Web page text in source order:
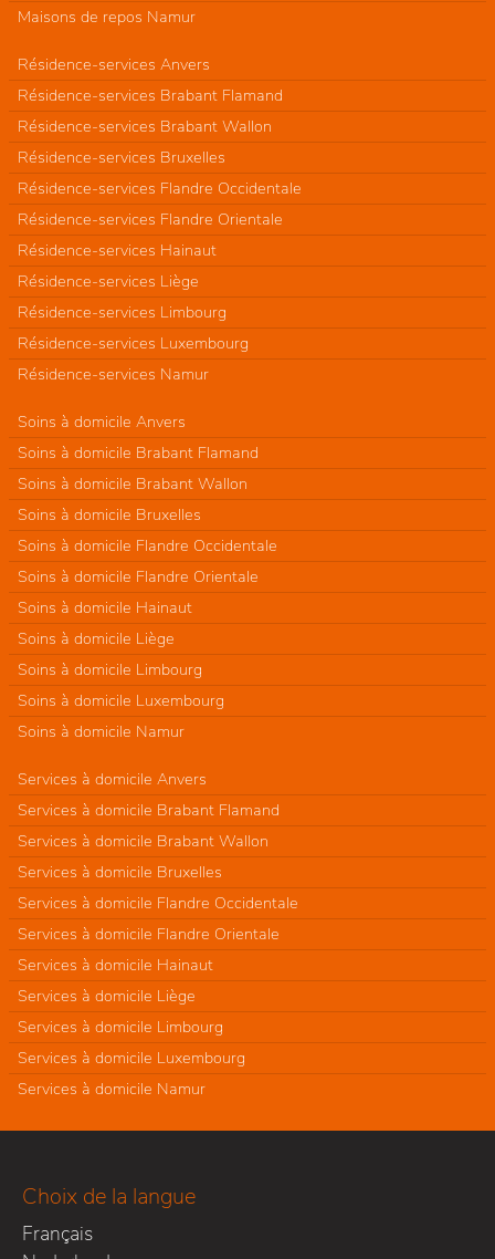
Maisons de repos Namur
Résidence-services Anvers
Résidence-services Brabant Flamand
Résidence-services Brabant Wallon
Résidence-services Bruxelles
Résidence-services Flandre Occidentale
Résidence-services Flandre Orientale
Résidence-services Hainaut
Résidence-services Liège
Résidence-services Limbourg
Résidence-services Luxembourg
Résidence-services Namur
Soins à domicile Anvers
Soins à domicile Brabant Flamand
Soins à domicile Brabant Wallon
Soins à domicile Bruxelles
Soins à domicile Flandre Occidentale
Soins à domicile Flandre Orientale
Soins à domicile Hainaut
Soins à domicile Liège
Soins à domicile Limbourg
Soins à domicile Luxembourg
Soins à domicile Namur
Services à domicile Anvers
Services à domicile Brabant Flamand
Services à domicile Brabant Wallon
Services à domicile Bruxelles
Services à domicile Flandre Occidentale
Services à domicile Flandre Orientale
Services à domicile Hainaut
Services à domicile Liège
Services à domicile Limbourg
Services à domicile Luxembourg
Services à domicile Namur
Choix de la langue
Français